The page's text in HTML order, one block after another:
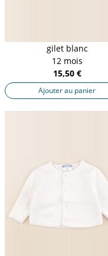
gilet blanc
12 mois
15,50 €
Ajouter au panier